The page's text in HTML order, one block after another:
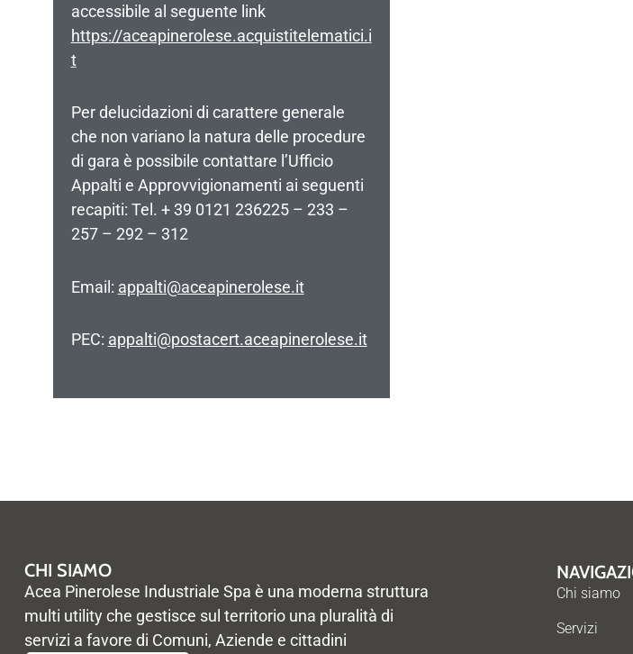
accessibile al seguente link
https://aceapinerolese.acquistitelematici.i
t
Per delucidazioni di carattere generale
che non variano la natura delle procedure
di gara è possibile contattare l’Ufficio
Appalti e Approvvigionamenti ai seguenti
recapiti: Tel. + 39 0121 236225 – 233 –
257 – 292 – 312
Email: appalti@aceapinerolese.it
PEC: appalti@postacert.aceapinerolese.it
CHI SIAMO
Acea Pinerolese Industriale Spa è una moderna struttura
multi utility che gestisce sul territorio una pluralità di
servizi a favore di Comuni, Aziende e cittadini
Chi siamo
Servizi